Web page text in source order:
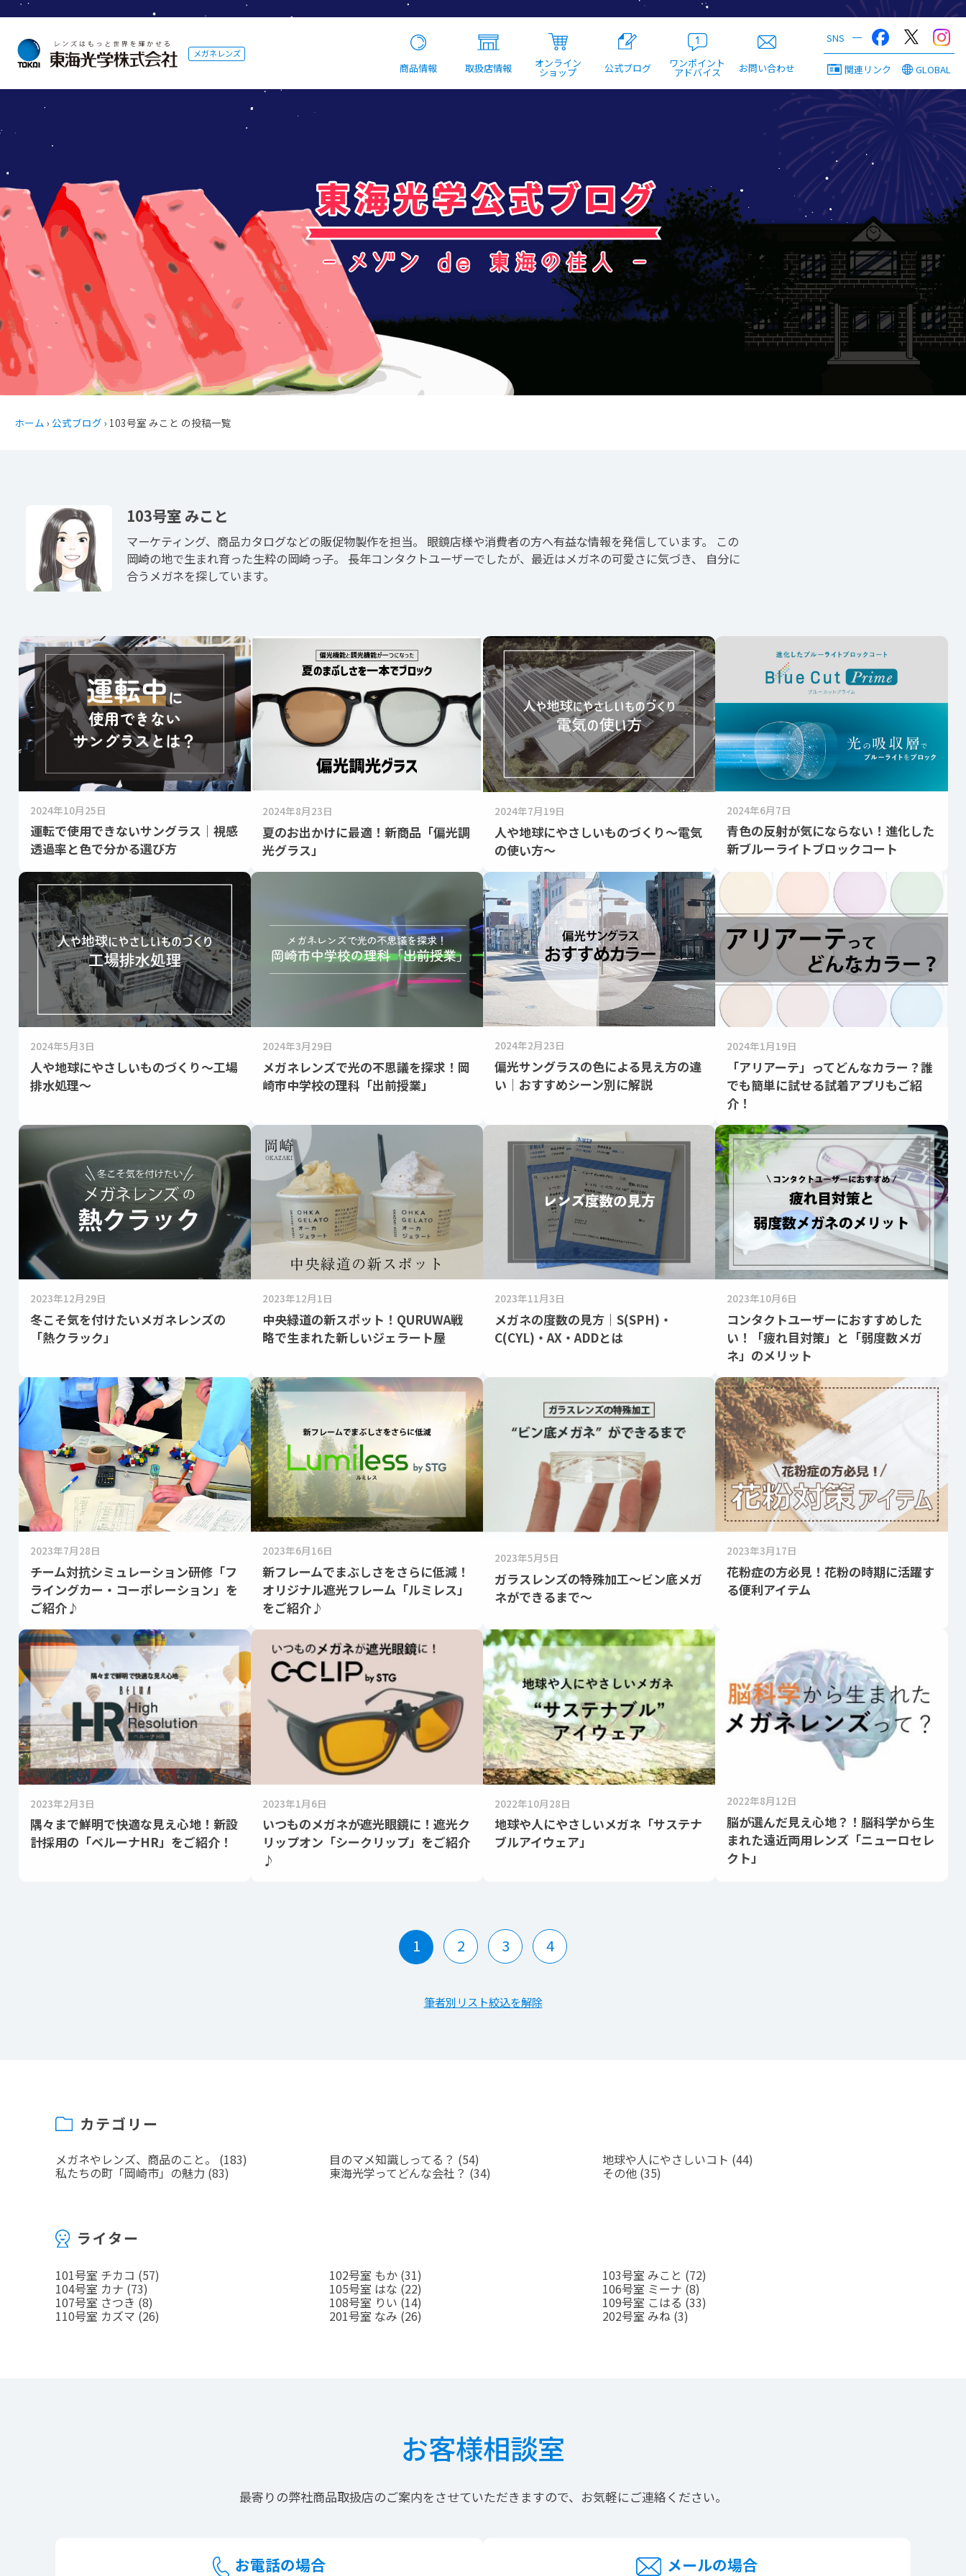
メガネレンズ
商品情報 取扱店情報 オンライン
ショップ 公式ブログ ワンポイント
アドバイス お問い合わせ 関連リンク GLOBAL
ホーム › 公式ブログ › 103号室 みこと の投稿一覧
103号室 みこと
マーケティング、商品カタログなどの販促物製作を担当。 眼鏡店様や消費者の方へ有益な情報を発信しています。 この
岡崎の地で生まれ育った生粋の岡崎っ子。 長年コンタクトユーザーでしたが、最近はメガネの可愛さに気づき、 自分に
合うメガネを探しています。
2024年10月25日
運転で使用できないサングラス｜視感
透過率と色で分かる選び方
2024年8月23日
夏のお出かけに最適！新商品「偏光調
光グラス」
2024年7月19日
人や地球にやさしいものづくり～電気
の使い方～
2024年6月7日
青色の反射が気にならない！進化した
新ブルーライトブロックコート
2024年5月3日
人や地球にやさしいものづくり～工場
排水処理～
2024年3月29日
メガネレンズで光の不思議を探求！岡
崎市中学校の理科「出前授業」
2024年2月23日
偏光サングラスの色による見え方の違
い｜おすすめシーン別に解説
2024年1月19日
「アリアーテ」ってどんなカラー？誰
でも簡単に試せる試着アプリもご紹
介！
2023年12月29日
冬こそ気を付けたいメガネレンズの
「熱クラック」
2023年12月1日
中央緑道の新スポット！QURUWA戦
略で生まれた新しいジェラート屋
2023年11月3日
メガネの度数の見方｜S(SPH)・
C(CYL)・AX・ADDとは
2023年10月6日
コンタクトユーザーにおすすめした
い！「疲れ目対策」と「弱度数メガ
ネ」のメリット
2023年7月28日
チーム対抗シミュレーション研修「フ
ライングカー・コーポレーション」を
ご紹介♪
2023年6月16日
新フレームでまぶしさをさらに低減！
オリジナル遮光フレーム「ルミレス」
をご紹介♪
2023年5月5日
ガラスレンズの特殊加工～ビン底メガ
ネができるまで～
2023年3月17日
花粉症の方必見！花粉の時期に活躍す
る便利アイテム
2023年2月3日
隅々まで鮮明で快適な見え心地！新設
計採用の「ベルーナHR」をご紹介！
2023年1月6日
いつものメガネが遮光眼鏡に！遮光ク
リップオン「シークリップ」をご紹介
♪
2022年10月28日
地球や人にやさしいメガネ「サステナ
ブルアイウェア」
2022年8月12日
脳が選んだ見え心地？！脳科学から生
まれた遠近両用レンズ「ニューロセレ
クト」
1 2 3 4
筆者別リスト絞込を解除
カテゴリー
メガネやレンズ、商品のこと。 (183) 目のマメ知識しってる？ (54) 地球や人にやさしいコト (44)
私たちの町「岡崎市」の魅力 (83) 東海光学ってどんな会社？ (34) その他 (35)
ライター
101号室 チカコ (57) 102号室 もか(31) 103号室 みこと (72)
104号室 カナ (73) 105号室 はな (22) 106号室 ミーナ (8)
107号室 さつき (8) 108号室 りい (14) 109号室 こはる (33)
110号室 カズマ (26) 201号室 なみ (26) 202号室 みね (3)
お客様相談室
最寄りの弊社商品取扱店のご案内をさせていただきますので、 お気軽にご連絡ください。
お電話の場合 メールの場合